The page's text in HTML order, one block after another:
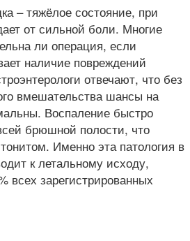
– тяжёлое состояние, при
от сильной боли. Многие
ли операция, если
наличие повреждений
отвечают, что без
вмешательства шансы на
Воспаление быстро
брюшной полости, что
Именно эта патология в
к летальному исходу,
зарегистрированных